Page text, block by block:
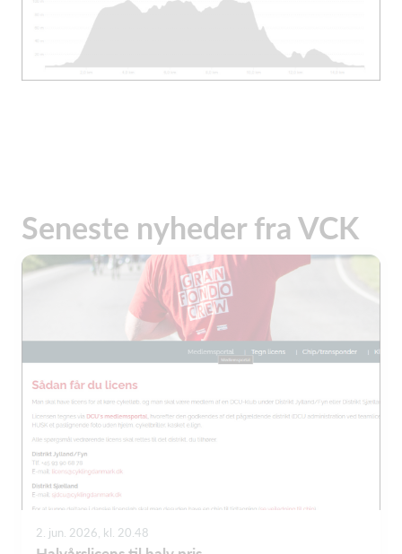
Seneste nyheder fra VCK
2. jun. 2026, kl. 20.48